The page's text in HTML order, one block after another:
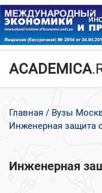
ACADEMICA
Главная Вузы
Инженерная защита
Инженерная